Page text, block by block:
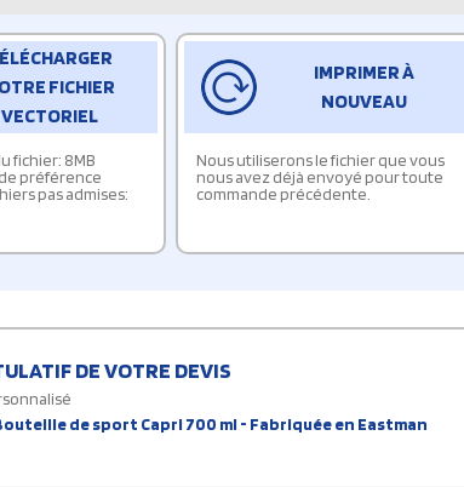
FICHIER
VECTORIEL
fichier: 8MB
préférence
pas admises:
IMPRIMER À
NOUVEAU
Nous utiliserons le fichier que vous
nous avez déjà envoyé pour toute
commande précédente.
DE VOTRE DEVIS
de sport Capri 700 ml - Fabriquée en Eastman